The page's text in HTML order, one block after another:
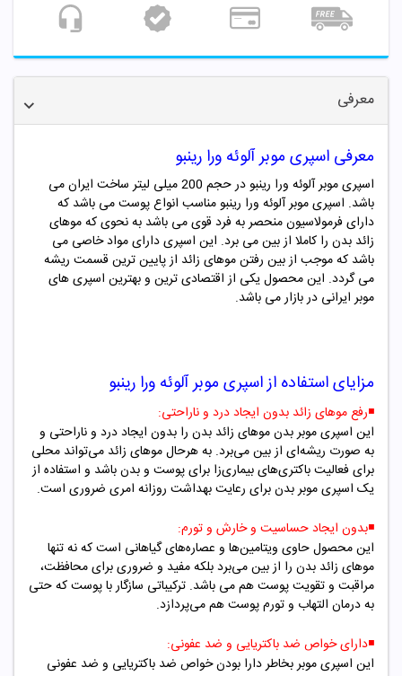
معرفی
معرفی اسپری موبر آلوئه ورا رینبو
اسپری موبر آلوئه ورا رینبو در حجم 200 میلی لیتر ساخت ایران
می
باشد. اسپری موبر آلوئه ورا رینبو مناسب انواع پوست می باشد که
دارای فرمولاسیون منحصر به فرد قوی می باشد به نحوی که موهای
زائد بدن را کاملا از بین می برد. این اسپری دارای مواد خاصی می
باشد که موجب از بین رفتن موهای زائد از پایین ترین قسمت ریشه
می گردد. این محصول یکی از اقتصادی ترین و بهترین اسپری های
موبر ایرانی در بازار می باشد.
مزایای استفاده ازاسپری موبر آلوئه ورا رینبو
◾️رفع موهای زائد بدون ایجاد درد و ناراحتی:
این اسپری موبر بدن موهای زائد بدن را بدون ایجاد درد و ناراحتی و
به صورت ریشه‌ای از بین می‌برد. به هرحال موهای زائد می‌تواند محلی
برای فعالیت باکتری‌های بیماری‌زا برای پوست و بدن باشد و استفاده از
یک اسپری موبر بدن برای رعایت بهداشت روزانه امری ضروری است.
◾️بدون ایجاد حساسیت و خارش و تورم:
این محصول حاوی ویتامین‌ها و عصاره‌های گیاهانی است که نه تنها
موهای زائد بدن را از بین می‌برد بلکه مفید و ضروری برای محافظت،
مراقبت و تقویت پوست‌ هم می باشد. ترکیباتی سازگار با پوست که حتی
به درمان التهاب و تورم پوست هم می‌پردازد.
◾️دارای خواص ضد باکتریایی و ضد عفونی:
این اسپری موبر بخاطر دارا بودن خواص ضد باکتریایی و ضد عفونی